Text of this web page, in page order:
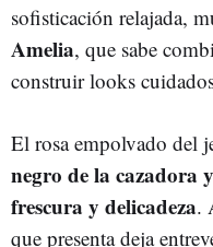
sofisticación relajada,
Amelia, que sabe
construir looks
El rosa empolvado del
negro de la cazadora
frescura y delicadeza.
que presenta deja